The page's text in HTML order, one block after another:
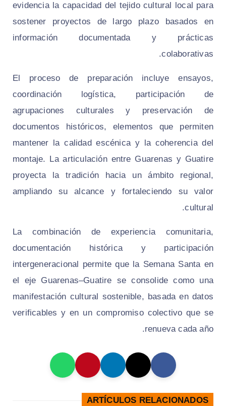
evidencia la capacidad del tejido cultural local para
sostener proyectos de largo plazo basados en
información documentada y prácticas
colaborativas.
El proceso de preparación incluye ensayos,
coordinación logística, participación de
agrupaciones culturales y preservación de
documentos históricos, elementos que permiten
mantener la calidad escénica y la coherencia del
montaje. La articulación entre Guarenas y Guatire
proyecta la tradición hacia un ámbito regional,
ampliando su alcance y fortaleciendo su valor
cultural.
La combinación de experiencia comunitaria,
documentación histórica y participación
intergeneracional permite que la Semana Santa en
el eje Guarenas–Guatire se consolide como una
manifestación cultural sostenible, basada en datos
verificables y en un compromiso colectivo que se
renueva cada año.
ARTÍCULOS RELACIONADOS